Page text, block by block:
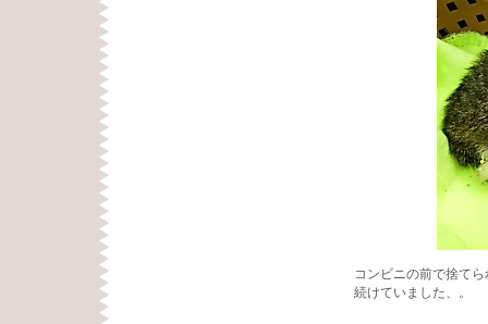
コンビニの前で捨て
続けていました、。